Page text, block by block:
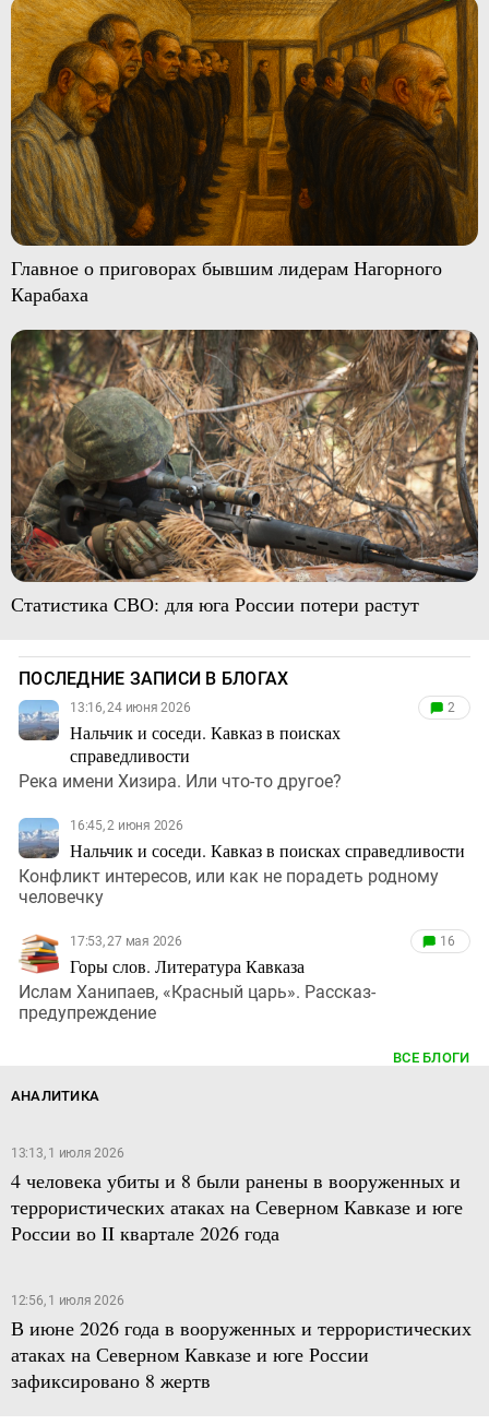
Главное о приговорах бывшим лидерам Нагорного
Карабаха
Статистика СВО: для юга России потери растут
ПОСЛЕДНИЕ ЗАПИСИ В БЛОГАХ
13:16, 24 июня 2026
Нальчик и соседи. Кавказ в поисках
справедливости
2
Река имени Хизира. Или что-то другое?
16:45, 2 июня 2026
Нальчик и соседи. Кавказ в поисках справедливости
Конфликт интересов, или как не порадеть родному
человечку
17:53, 27 мая 2026
Горы слов. Литература Кавказа
16
Ислам Ханипаев, «Красный царь». Рассказ-
предупреждение
ВСЕ БЛОГИ
АНАЛИТИКА
13:13, 1 июля 2026
4 человека убиты и 8 были ранены в вооруженных и
террористических атаках на Северном Кавказе и юге
России во II квартале 2026 года
12:56, 1 июля 2026
В июне 2026 года в вооруженных и террористических
атаках на Северном Кавказе и юге России
зафиксировано 8 жертв